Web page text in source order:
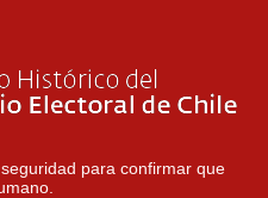
para confirmar que